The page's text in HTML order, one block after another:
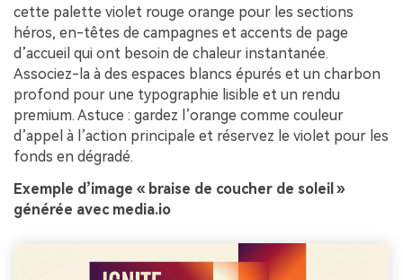
cette palette violet rouge orange pour les sections
héros, en-têtes de campagnes et accents de page
d’accueil qui ont besoin de chaleur instantanée.
Associez-la à des espaces blancs épurés et un charbon
profond pour une typographie lisible et un rendu
premium. Astuce : gardez l’orange comme couleur
d’appel à l’action principale et réservez le violet pour les
fonds en dégradé.
Exemple d’image « braise de coucher de soleil »
générée avec media.io